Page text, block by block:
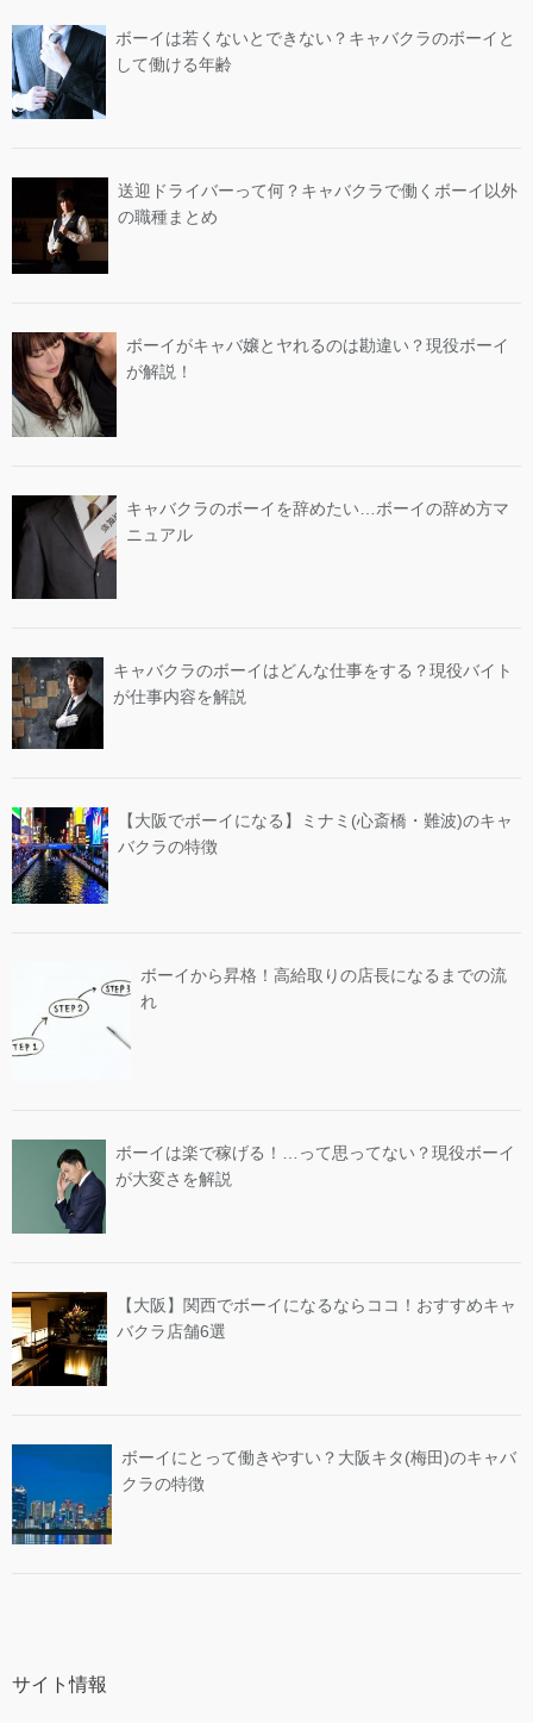
ボーイは若くないとできない？キャバクラのボーイと
して働ける年齢
送迎ドライバーって何？キャバクラで働くボーイ以外
の職種まとめ
ボーイがキャバ嬢とヤれるのは勘違い？現役ボーイ
が解説！
キャバクラのボーイを辞めたい…ボーイの辞め方マ
ニュアル
キャバクラのボーイはどんな仕事をする？現役バイト
が仕事内容を解説
【大阪でボーイになる】ミナミ(心斎橋・難波)のキャ
バクラの特徴
ボーイから昇格！高給取りの店長になるまでの流
れ
ボーイは楽で稼げる！…って思ってない？現役ボーイ
が大変さを解説
【大阪】関西でボーイになるならココ！おすすめキャ
バクラ店舗6選
ボーイにとって働きやすい？大阪キタ(梅田)のキャバ
クラの特徴
サイト情報